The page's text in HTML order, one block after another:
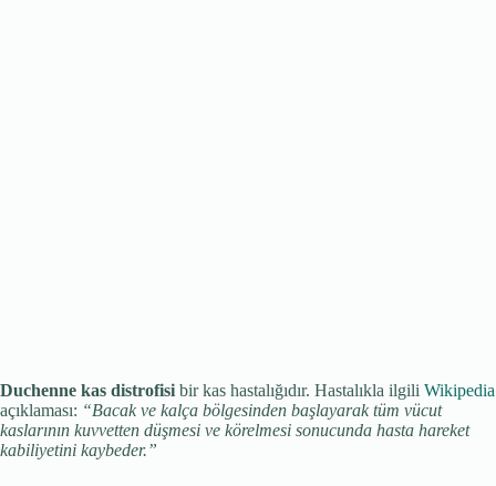
Duchenne kas distrofisi bir kas hastalığıdır. Hastalıkla ilgili Wikipedia
açıklaması: “Bacak ve kalça bölgesinden başlayarak tüm vücut
kaslarının kuvvetten düşmesi ve körelmesi sonucunda hasta hareket
kabiliyetini kaybeder.”